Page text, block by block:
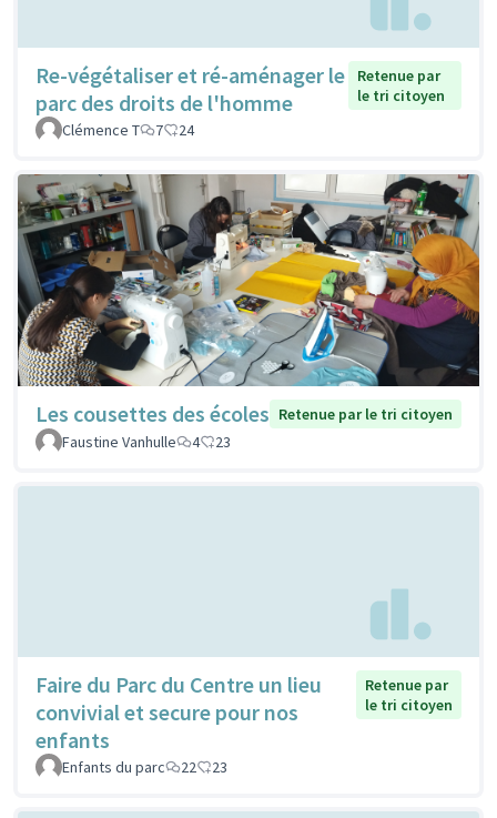
Re-végétaliser et ré-aménager le
parc des droits de l'homme
Retenue par
le tri citoyen
Clémence T
7 24
Les cousettes des écoles Retenue par le tri citoyen
Faustine Vanhulle
4 23
Faire du Parc du Centre un lieu
convivial et secure pour nos
enfants
Retenue par
le tri citoyen
Enfants du parc 22 23